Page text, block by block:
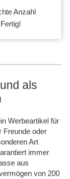
Anzahl
als
Werbeartikel für
Freunde oder
Art
immer
aus
von 200